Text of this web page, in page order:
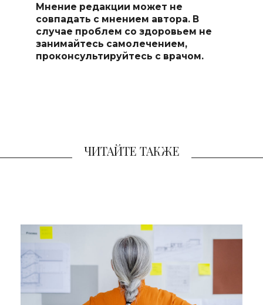
Мнение редакции может не
совпадать с мнением автора. В
случае проблем со здоровьем не
занимайтесь самолечением,
проконсультируйтесь с врачом.
ЧИТАЙТЕ ТАКЖЕ